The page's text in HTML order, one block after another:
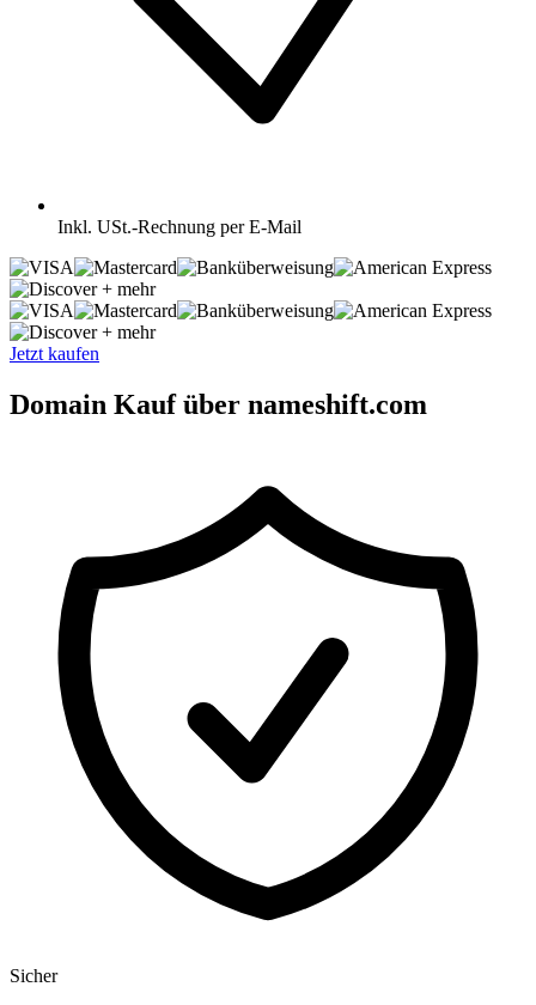
Inkl. USt.-Rechnung per E-Mail
+ mehr
+ mehr
Jetzt kaufen
Domain Kauf über nameshift.com
Sicher